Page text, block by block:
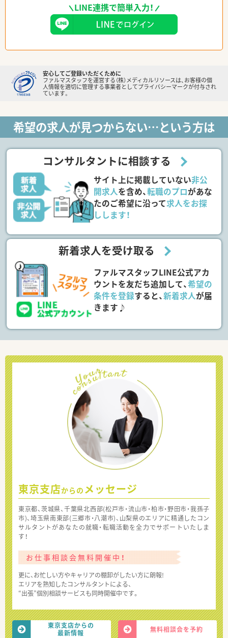
LINE連携で簡単入力！
安心してご登録いただくために
ファルマスタッフを運営する（株）メディカルリソースは、お客様の個
人情報を適切に管理する事業者としてプライバシーマークが付与され
ています。
希望の求人が見つからない…という方は
コンサルタントに相談する
サイト上に掲載していない非公
開求人を含め、転職のプロがあな
たのご希望に沿って求人をお探
しします！
新着求人を受け取る
ファルマスタッフLINE公式アカ
ウントを友だち追加して、希望の
条件を登録すると、新着求人が届
きます♪
東京支店からの メッセージ
東京都、茨城県、千葉県北西部(松戸市・流山市・柏市・野田市・我孫子
市)、埼玉県南東部(三郷市・八潮市)、山梨県のエリアに精通したコン
サルタントがあなたの就職・転職活動を全力でサポートいたしま
す！
お仕事相談会無料開催中！
更に、お忙しい方やキャリアの棚卸がしたい方に朗報!
エリアを熟知したコンサルタントによる、
“出張”個別相談サービスも同時開催中です。
東京支店からの
最新情報
無料相談会を予約